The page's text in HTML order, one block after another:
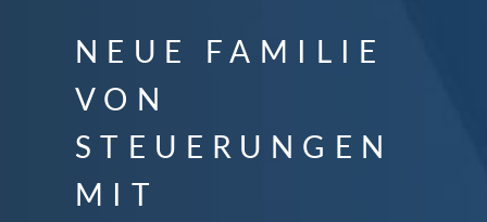
NEUE FAMILIE
VON
STEUERUNGEN
MIT